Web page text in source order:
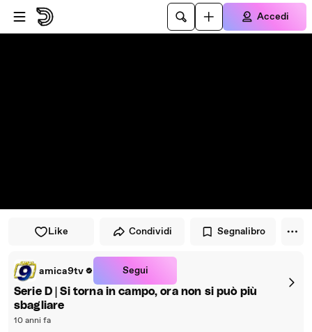
Vai al lettore
Passa al contenuto principale
Accedi
Like Condividi Segnalibro
amica9tv Segui
Serie D | Si torna in campo, ora non si può più
sbagliare
10 anni fa